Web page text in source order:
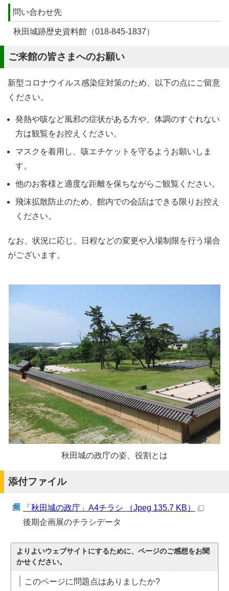
問い合わせ先
秋田城跡歴史資料館（018-845-1837）
ご来館の皆さまへのお願い
新型コロナウイルス感染症対策のため、以下の点にご留意
ください。
発熱や咳など風邪の症状がある方や、体調のすぐれない
方は観覧をお控えください。
マスクを着用し、咳エチケットを守るようお願いしま
す。
他のお客様と適度な距離を保ちながらご観覧ください。
飛沫拡散防止のため、館内での会話はできる限りお控え
ください。
なお、状況に応じ、日程などの変更や入場制限を行う場合
がございます。
秋田城の政庁の姿、役割とは
添付ファイル
「秋田城の政庁」A4チラシ （Jpeg 135.7 KB）
後期企画展のチラシデータ
よりよいウェブサイトにするために、ページのご感想をお聞
かせください。
このページに問題点はありましたか?